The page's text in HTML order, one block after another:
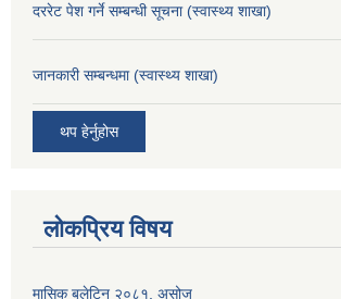
दररेट पेश गर्ने सम्बन्धी सूचना (स्वास्थ्य शाखा)
जानकारी सम्बन्धमा (स्वास्थ्य शाखा)
थप हेर्नुहोस
लोकप्रिय विषय
मासिक बुलेटिन २०८१, असोज